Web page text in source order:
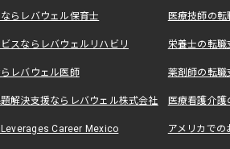
らレバウェル保育士 医療技師の
スならレバウェルリハビリ 栄養士の転
レバウェル医師 薬剤師の転
解決支援ならレバウェル株式会社 医療看護介
Career Mexico アメリカで